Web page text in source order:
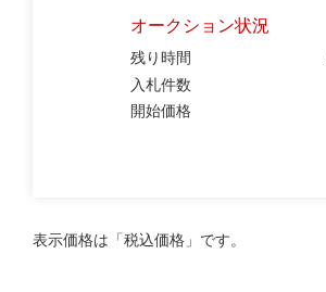
オークション状況
残り時間
入札件数
開始価格
表示価格は「税込価格」です。